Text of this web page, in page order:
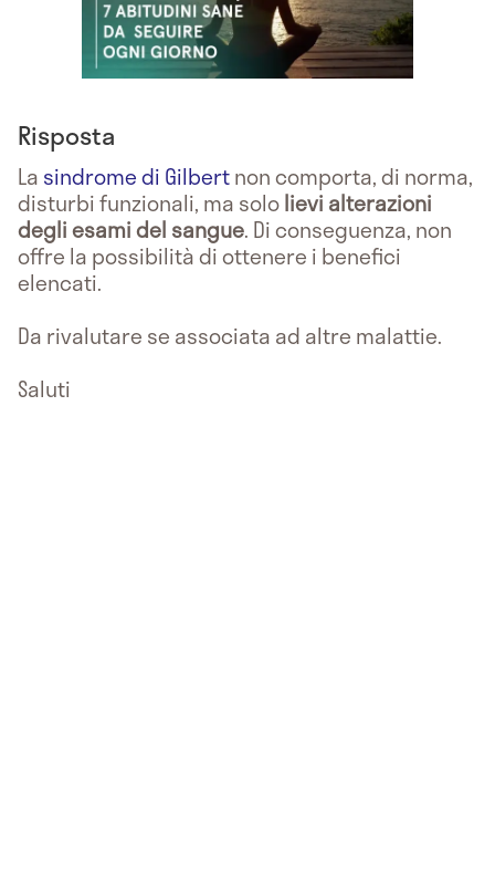
Risposta
La sindrome di Gilbertnon comporta, di norma,
disturbi funzionali, ma sololievi alterazioni
degli esami del sangue. Di conseguenza, non
offre la possibilità di ottenere i benefici
elencati.
Da rivalutare se associata ad altre malattie.
Saluti